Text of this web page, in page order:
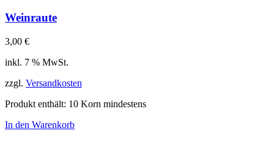
Weinraute
3,00 €
inkl. 7 % MwSt.
zzgl. Versandkosten
Produkt enthält: 10 Korn mindestens
In den Warenkorb